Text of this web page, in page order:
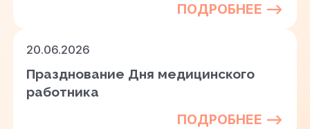
ПОДРОБНЕЕ —>
20.06.2026
Празднование Дня медицинского
работника
ПОДРОБНЕЕ —>